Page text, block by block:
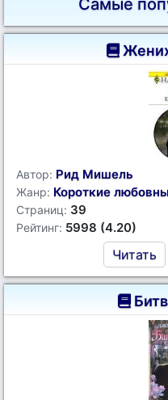
Самые
Автор: Рид Мишель
Жанр: Короткие
Страниц: 39
Рейтинг: 5998 (4.20)
Читать